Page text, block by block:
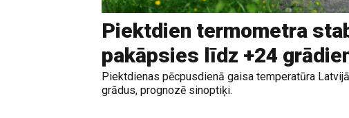
Piektdien termometra
pakāpsies līdz +24
Piektdienas pēcpusdienā gaisa temperatūra
grādus, prognozē sinoptiķi.